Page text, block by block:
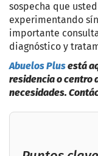
sospecha que
experimentando
importante
diagnóstico y
Abuelos Plusestá
residencia o centro
necesidades.